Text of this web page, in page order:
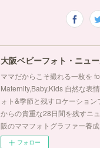
ママだからこそ撮れる一枚を
Maternity,Baby,Kids 自然な表
ォト&季節と残すロケーショ
からの貴重な28日間を残すニ
阪のママフォトグラファー養
フォロー